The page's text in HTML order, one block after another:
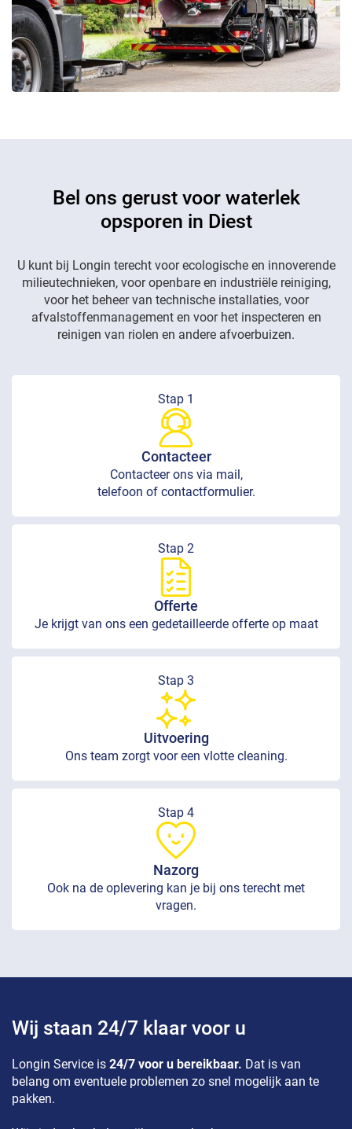
Bel ons gerust voor waterlek
opsporen in Diest
U kunt bij Longin terecht voor ecologische en innoverende
milieutechnieken, voor openbare en industriële reiniging,
voor het beheer van technische installaties, voor
afvalstoffenmanagement en voor het inspecteren en
reinigen van riolen en andere afvoerbuizen.
Stap 1
Contacteer
Contacteer ons via mail,
telefoon of contactformulier.
Stap 2
Offerte
Je krijgt van ons een gedetailleerde offerte op maat
Stap 3
Uitvoering
Ons team zorgt voor een vlotte cleaning.
Stap 4
Nazorg
Ook na de oplevering kan je bij ons terecht met
vragen.
Wij staan 24/7 klaar voor u
Longin Service is 24/7 voor u bereikbaar. Dat is van
belang om eventuele problemen zo snel mogelijk aan te
pakken.